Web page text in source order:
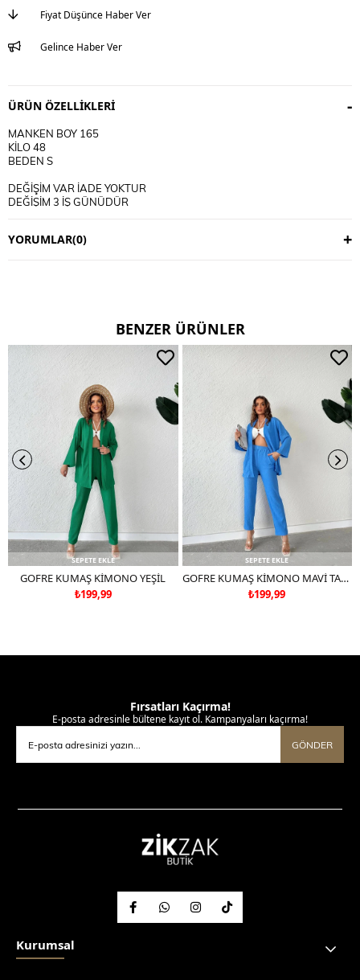
Fiyat Düşünce Haber Ver
Gelince Haber Ver
ÜRÜN ÖZELLIKLERI
MANKEN BOY 165
KİLO 48
BEDEN S
DEĞİŞİM VAR İADE YOKTUR
DEĞİŞİM 3 İŞ GÜNÜDÜR
KULLANIM TALİMATI
YORUMLAR(0)
BENZER ÜRÜNLER
SEPETE EKLE
GOFRE KUMAŞ KİMONO YEŞİL
₺199,99
SEPETE EKLE
GOFRE KUMAŞ KİMONO MAVİ TAKIM DEĞİLDİR
₺199,99
Fırsatları Kaçırma!
E-posta adresinle bültene kayıt ol. Kampanyaları kaçırma!
GÖNDER
Kurumsal